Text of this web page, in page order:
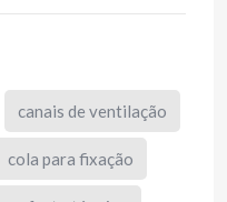
canais de ventilação
cola para fixação